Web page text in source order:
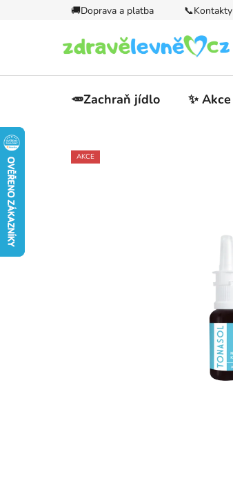
🚚Doprava a platba 📞Kontakty
🥕Zachraň jídlo ✨ Akce
AKCE